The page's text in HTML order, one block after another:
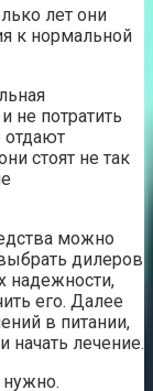
лет они
к нормальной
не потратить
стоят не так
можно
дилеров
надежности,
его. Далее
в питании,
начать лечение.
нужно.